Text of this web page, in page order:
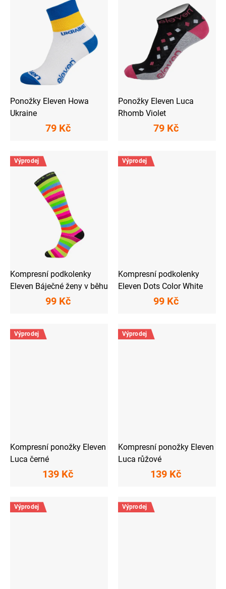
Ponožky Eleven Howa
Ukraine
79 Kč
Ponožky Eleven Luca
Rhomb Violet
79 Kč
Výprodej
Kompresní podkolenky
Eleven Báječné ženy v běhu
99 Kč
Výprodej
Kompresní podkolenky
Eleven Dots Color White
99 Kč
Výprodej
Kompresní ponožky Eleven
Luca černé
139 Kč
Výprodej
Kompresní ponožky Eleven
Luca růžové
139 Kč
Výprodej Výprodej